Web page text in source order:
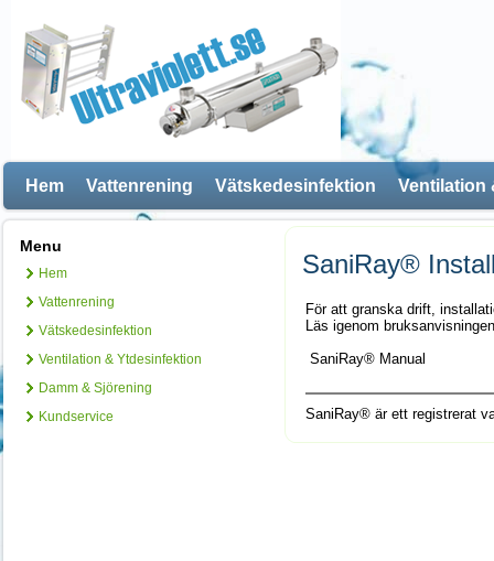
Hem Vattenrening Vätskedesinfektion Ventilation
Menu
Hem
Vattenrening
Vätskedesinfektion
Ventilation & Ytdesinfektion
Damm & Sjörening
Kundservice
SaniRay®
För att granska drift,
Läs igenom
SaniRay® Manual
SaniRay® är ett registrerat